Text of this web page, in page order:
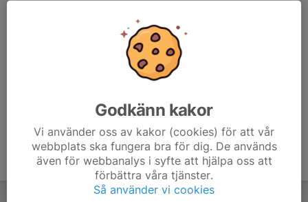
Godkänn kakor
Vi använder oss av kakor (cookies) för att vår
webbplats ska fungera bra för dig. De används
även för webbanalys i syfte att hjälpa oss att
förbättra våra tjänster.
Så använder vi cookies